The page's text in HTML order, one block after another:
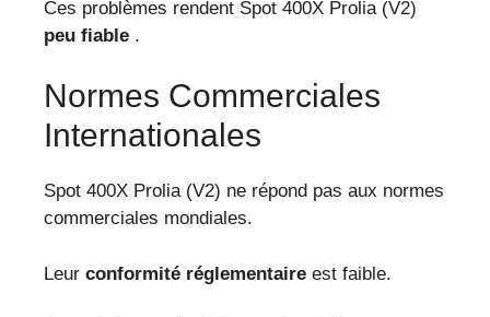
Ces problèmes rendent Spot 400X Prolia (V2)
peu fiable .
Normes Commerciales
Internationales
Spot 400X Prolia (V2) ne répond pas aux normes
commerciales mondiales.
Leur conformité réglementaire est faible.